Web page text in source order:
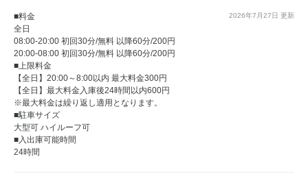
2026年7月27日 更新
■料金
全日
08:00-20:00 初回30分/無料 以降60分/200円
20:00-08:00 初回30分/無料 以降60分/200円
■上限料金
【全日】20:00～8:00以内 最大料金300円
【全日】最大料金入庫後24時間以内600円
※最大料金は繰り返し適用となります。
■駐車サイズ
大型可 ハイルーフ可
■入出庫可能時間
24時間